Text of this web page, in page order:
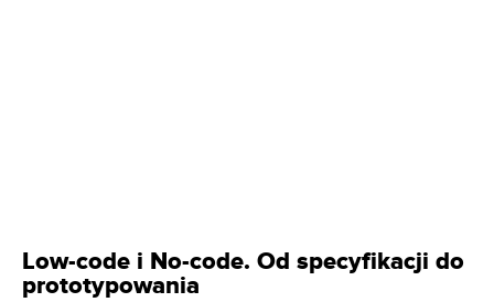
Low-code i No-code. Od specyfikacji do
prototypowania